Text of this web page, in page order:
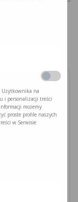
kolejnych
Z
Użytkownika na
i personalizacji treści
możemy
proste profile naszych
w Serwisie